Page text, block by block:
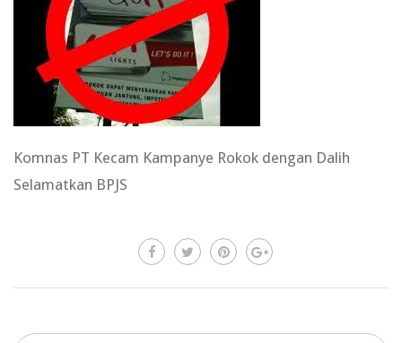
Komnas PT Kecam Kampanye Rokok dengan Dalih
Selamatkan BPJS